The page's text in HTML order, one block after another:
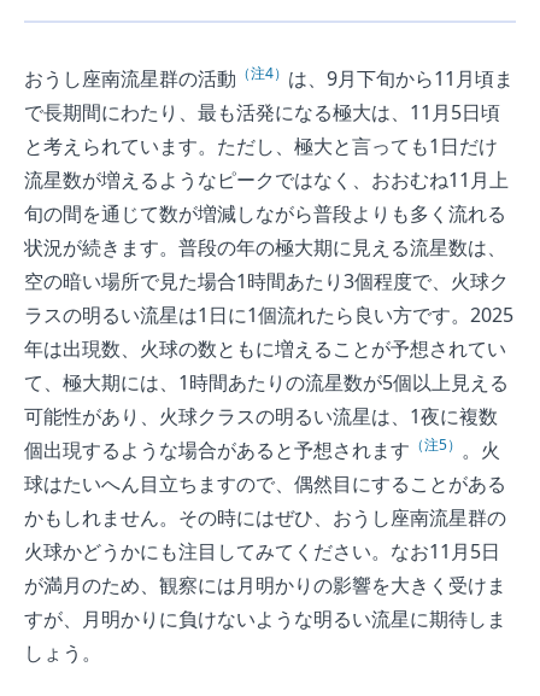
おうし座南流星群の活動 （注4） は、9月下旬から11月頃ま
で長期間にわたり、最も活発になる極大は、11月5日頃
と考えられています。ただし、極大と言っても1日だけ
流星数が増えるようなピークではなく、おおむね11月上
旬の間を通じて数が増減しながら普段よりも多く流れる
状況が続きます。普段の年の極大期に見える流星数は、
空の暗い場所で見た場合1時間あたり3個程度で、火球ク
ラスの明るい流星は1日に1個流れたら良い方です。2025
年は出現数、火球の数ともに増えることが予想されてい
て、極大期には、1時間あたりの流星数が5個以上見える
可能性があり、火球クラスの明るい流星は、1夜に複数
個出現するような場合があると予想されます （注5） 。火
球はたいへん目立ちますので、偶然目にすることがある
かもしれません。その時にはぜひ、おうし座南流星群の
火球かどうかにも注目してみてください。なお11月5日
が満月のため、観察には月明かりの影響を大きく受けま
すが、月明かりに負けないような明るい流星に期待しま
しょう。